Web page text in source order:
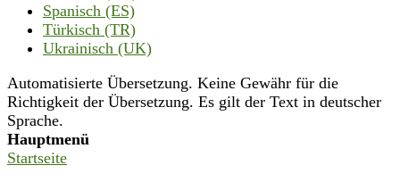
Spanisch (ES)
Türkisch (TR)
Ukrainisch (UK)
Automatisierte Übersetzung. Keine Gewähr für die
Richtigkeit der Übersetzung. Es gilt der Text in deutscher
Sprache.
Hauptmenü
Startseite